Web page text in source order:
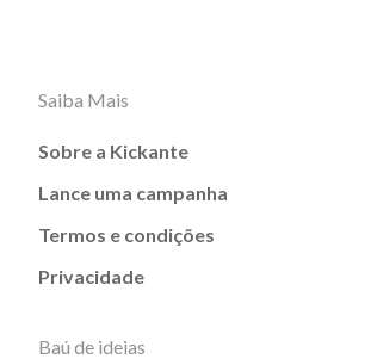
Saiba Mais
Sobre a Kickante
Lance uma campanha
Termos e condições
Privacidade
Baú de ideias